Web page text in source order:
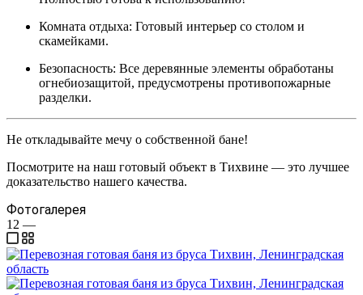
Комната отдыха: Готовый интерьер со столом и
скамейками.
Безопасность: Все деревянные элементы обработаны
огнебиозащитой, предусмотрены противопожарные
разделки.
Не откладывайте мечу о собственной бане!
Посмотрите на наш готовый объект в Тихвине — это лучшее
доказательство нашего качества.
Фотогалерея
12 —